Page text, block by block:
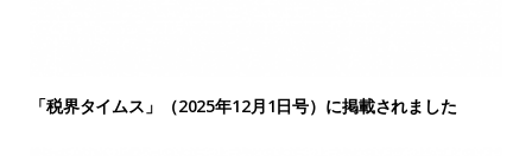
「税界タイムス」（2025年12月1日号）に掲載されました